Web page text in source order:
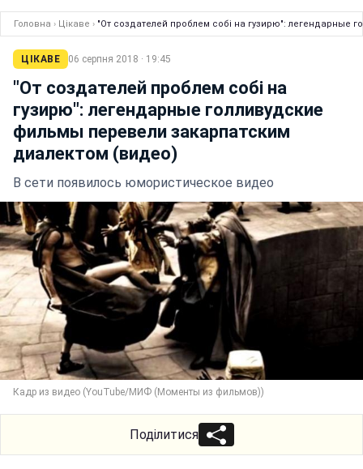
Головна › Цікаве › "От создателей проблем собі на гузирю": легендарные
ЦІКАВЕ 06 серпня 2018 · 19:45
"От создателей проблем собі на
гузирю": легендарные голливудские
фильмы перевели закарпатским
диалектом (видео)
В сети появилось юмористическое видео
Кадр из видео (YouTube/МИФ (Моменты из фильмов))
Поділитися